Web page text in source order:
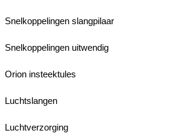
Snelkoppelingen slangpilaar
Snelkoppelingen uitwendig
Orion insteektules
Luchtslangen
Luchtverzorging